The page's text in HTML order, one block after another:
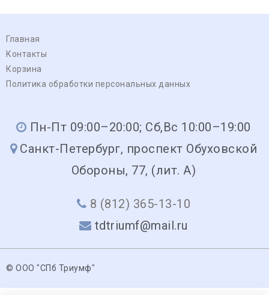
Главная
Контакты
Корзина
Политика обработки персональных данных
Пн-Пт 09:00–20:00; Сб,Вс 10:00–19:00
Санкт-Петербург, проспект Обуховской
Обороны, 77, (лит. А)
8 (812) 365-13-10
tdtriumf@mail.ru
© ООО "СПб Триумф"